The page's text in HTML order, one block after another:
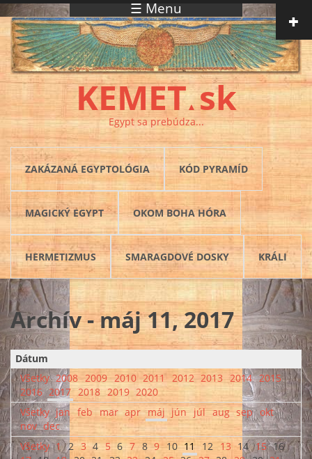
Skočiť na hlavný obsah ☰ Menu
KEMET▲ sk
Egypt sa prebúdza...
ZAKÁZANÁ EGYPTOLÓGIA KÓD PYRAMÍD
MAGICKÝ EGYPT OKOM BOHA HÓRA
HERMETIZMUS SMARAGDOVÉ DOSKY KRÁLI
Archív - máj 11, 2017
Dátum
Všetky 2008 2009 2010 2011 2012 2013 2014 2015
2016 2017 2018 2019 2020
Všetky jan feb mar apr máj jún júl aug sep okt
nov dec
Všetky 1 2 3 4 5 6 7 8 9 10 11 12 13 14 15 16